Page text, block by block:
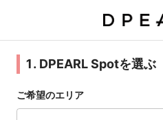
1. DPEARL Spotを選ぶ
ご希望のエリア